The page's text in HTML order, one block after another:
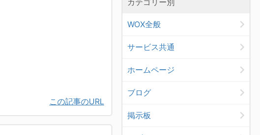
この記事のURL
カテゴリー別
WOX全般
サービス共通
ホームページ
ブログ
掲示板